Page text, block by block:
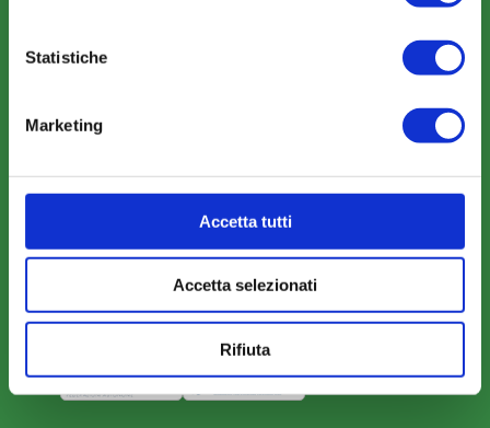
Statistiche
Marketing
Accetta tutti
Accetta selezionati
Rifiuta
Parere Parti
Bacheca